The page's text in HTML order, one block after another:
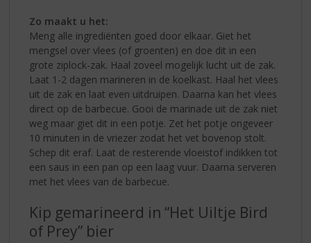
Zo maakt u het:
Meng alle ingrediënten goed door elkaar. Giet het
mengsel over vlees (of groenten) en doe dit in een
grote ziplock-zak. Haal zoveel mogelijk lucht uit de zak.
Laat 1-2 dagen marineren in de koelkast. Haal het vlees
uit de zak en laat even uitdruipen. Daarna kan het vlees
direct op de barbecue. Gooi de marinade uit de zak niet
weg maar giet dit in een potje. Zet het potje ongeveer
10 minuten in de vriezer zodat het vet bovenop stolt.
Schep dit eraf. Laat de resterende vloeistof indikken tot
een saus in een pan op een laag vuur. Daarna serveren
met het vlees van de barbecue.
Kip gemarineerd in “Het Uiltje Bird
of Prey” bier